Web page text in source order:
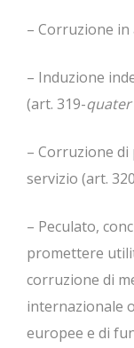
– Corruzione
– Induzione
(art. 319-quater
– Corruzione
servizio (art.
– Peculato,
promettere
corruzione di
internazionale
europee e di